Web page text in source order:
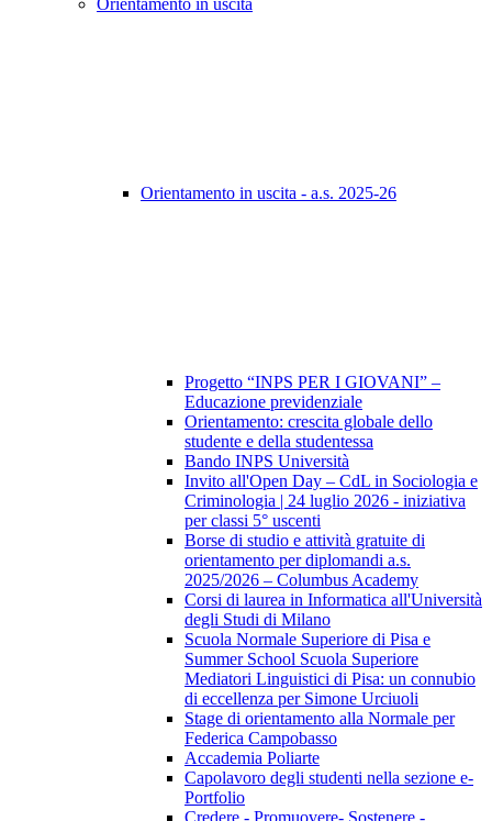
Orientamento in uscita
Orientamento in uscita - a.s. 2025-26
Progetto “INPS PER I GIOVANI” –
Educazione previdenziale
Orientamento: crescita globale dello
studente e della studentessa
Bando INPS Università
Invito all'Open Day – CdL in Sociologia e
Criminologia | 24 luglio 2026 - iniziativa
per classi 5° uscenti
Borse di studio e attività gratuite di
orientamento per diplomandi a.s.
2025/2026 – Columbus Academy
Corsi di laurea in Informatica all'Università
degli Studi di Milano
Scuola Normale Superiore di Pisa e
Summer School Scuola Superiore
Mediatori Linguistici di Pisa: un connubio
di eccellenza per Simone Urciuoli
Stage di orientamento alla Normale per
Federica Campobasso
Accademia Poliarte
Capolavoro degli studenti nella sezione e-
Portfolio